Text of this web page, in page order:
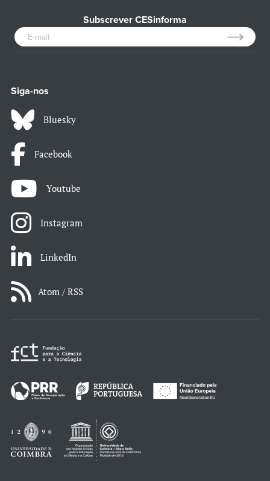
Subscrever CESinforma
Siga-nos
Bluesky
Facebook
Youtube
Instagram
LinkedIn
Atom / RSS